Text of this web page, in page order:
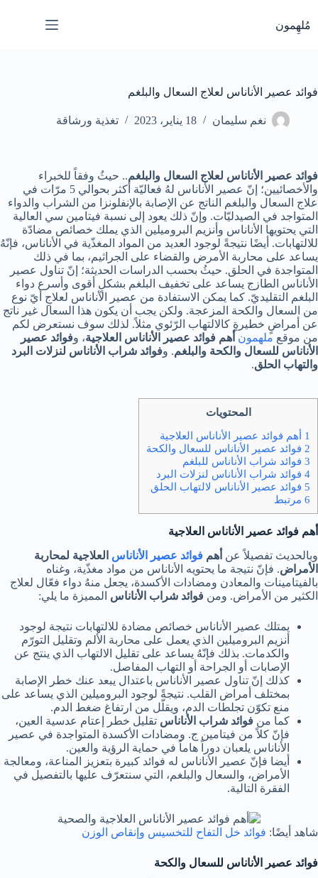
إلى
المحتوى
مُلهِمون
فوائد عصير الأناناس لعلاج السعال والبلغم
نغم سليمان 18 يناير، 2023 تغذية ورشاقة
فوائد عصير الأناناس لعلاج السعال والبلغم.. حيثُ وفقاً للخبراء
والأخصائيين؛ إنّ عصير الأناناس لهُ فعاليّة أكثر بحوالي 5 مرّات في
علاج السعال والبلغم الناتج عن الإصابة بالإنفلونزا من الشراب والدواء
المتواجد في الصيدليّات. وإنّ ذلك يعود إلى نسبة فيتامين سي العالية
التي يحتويها الأناناس وأنزيم البروميلين الذي يملك خصائص مضادّة
للالتهابات. أيضًا نتيجةً لوجود العديد من المواد المغذّية في الأناناس، فإنّهُ
يساعد على محاربة الأمرض والقضاء على الجراثيم، بما في ذلك
المتواجدة في الحلق. حيثُ بحسب الدراسات الحديثة؛ إنّ تناول عصير
الأناناس الطازج يساعد على تخفيف البلغم بشكلٍ أقوى وأسرع دواء
البلغم التقليديّ. كما يمكن الاستفادة من عصير الأناناس لعلاجِ أيّ نوع
من السعال والكحة المزعجة. ولكن يجب أن يكون هذا السعال غير ناتج
عن أمراضٍ خطيرةٍ كالالتهاب الرّئوي مثلاً. لذلك سوف نستعرض لكم
من موقع ملهمون أهم فوائد عصير الأناناس العلاجية، وفوائد عصير
الأناناس للسعال والكحة والبلغم. وفوائد شراب الأناناس لنزلات البرد
والتهاب الحلق.
المحتويات
1 أهم فوائد عصير الأناناس العلاجية
2 فوائد عصير الأناناس للسعال والكحة
3 فوائد شراب الأناناس للبلغم
4 فوائد شراب الأناناس لنزلات البرد
5 فوائد عصير الأناناس لالتهاب الحلق
6 مرتبط
أهم فوائد عصير الأناناس العلاجية
وبالحديث تفصيلاً عن أهم فوائد عصير الأناناس العلاجية لمحاربة
الأمراض. فإنّ نتيجة ما يحتويه الأناناس من مواد مغذّية، وغناه
بالفيتامينات والمعادن ومضادات الأكسدة، يجعل منهُ دواء فعّال لعلاج
الكثير من الأمراض. ومن فوائد شراب الأناناس المميزة ما يلي:
يمتلك عصير الأناناس خصائص مضادة للالتهابات نتيجة لوجود
أنزيم البروميلين الذي يعمل على محاربة الألم وتقليل التورّم
والكدمات. بذلك فإنّهُ يساعد على تقليل الالتهاب الذي ينتج عن
الإصابات أو الجراحة أو التهاب المفاصل.
كذلك إنّ تناول عصير الأناناس باعتدال يبعد عنك خطر الإصابة
بمختلف أمراض القلب. نتيجةً لوجود البروميلين الذي يساعد على
منع تكوّن تجلطات الدم، ويقلّل من ارتفاغ ضغط الدم.
كما من فوائد شراب الأناناس تقليل خطر إعتام عدسية العين،
فإنّ كلاً من فيتامين ج. ومضادات الأكسدة المتواجدة في عصير
الأناناس يلعبان دوراً هاماً في حماية الرؤية والعين.
أيضا فإنّ عصير الأناناس له فوائد كبيرة بتعزيز المناعة، ومعالجة
الأمراض، والسعال والبلغم، التي سنتعرّف عليها بالتفصيل في
الفقرة التالية.
شاهد أيضًا: فوائد خل التفاح للتخسيس وإنقاص الوزن
فوائد عصير الأناناس للسعال والكحة